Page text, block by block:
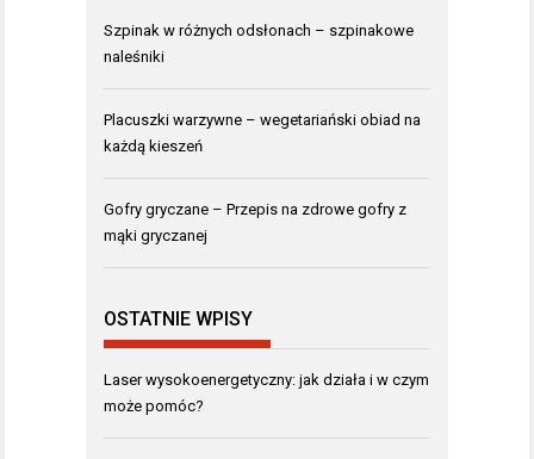
Szpinak w różnych odsłonach – szpinakowe
naleśniki
Placuszki warzywne – wegetariański obiad na
każdą kieszeń
Gofry gryczane – Przepis na zdrowe gofry z
mąki gryczanej
OSTATNIE WPISY
Laser wysokoenergetyczny: jak działa i w czym
może pomóc?